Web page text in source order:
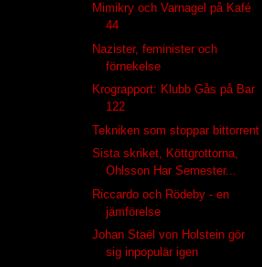
Mimikry och Varnagel på Kafé
44
Nazister, feminister och
förnekelse
Krograpport: Klubb Gås på Bar
122
Tekniken som stoppar bittorrent
Sista skriket, Köttgrottorna,
Ohlsson Har Semester...
Riccardo och Rödeby - en
jämförelse
Johan Staël von Holstein gör
sig inpopulär igen